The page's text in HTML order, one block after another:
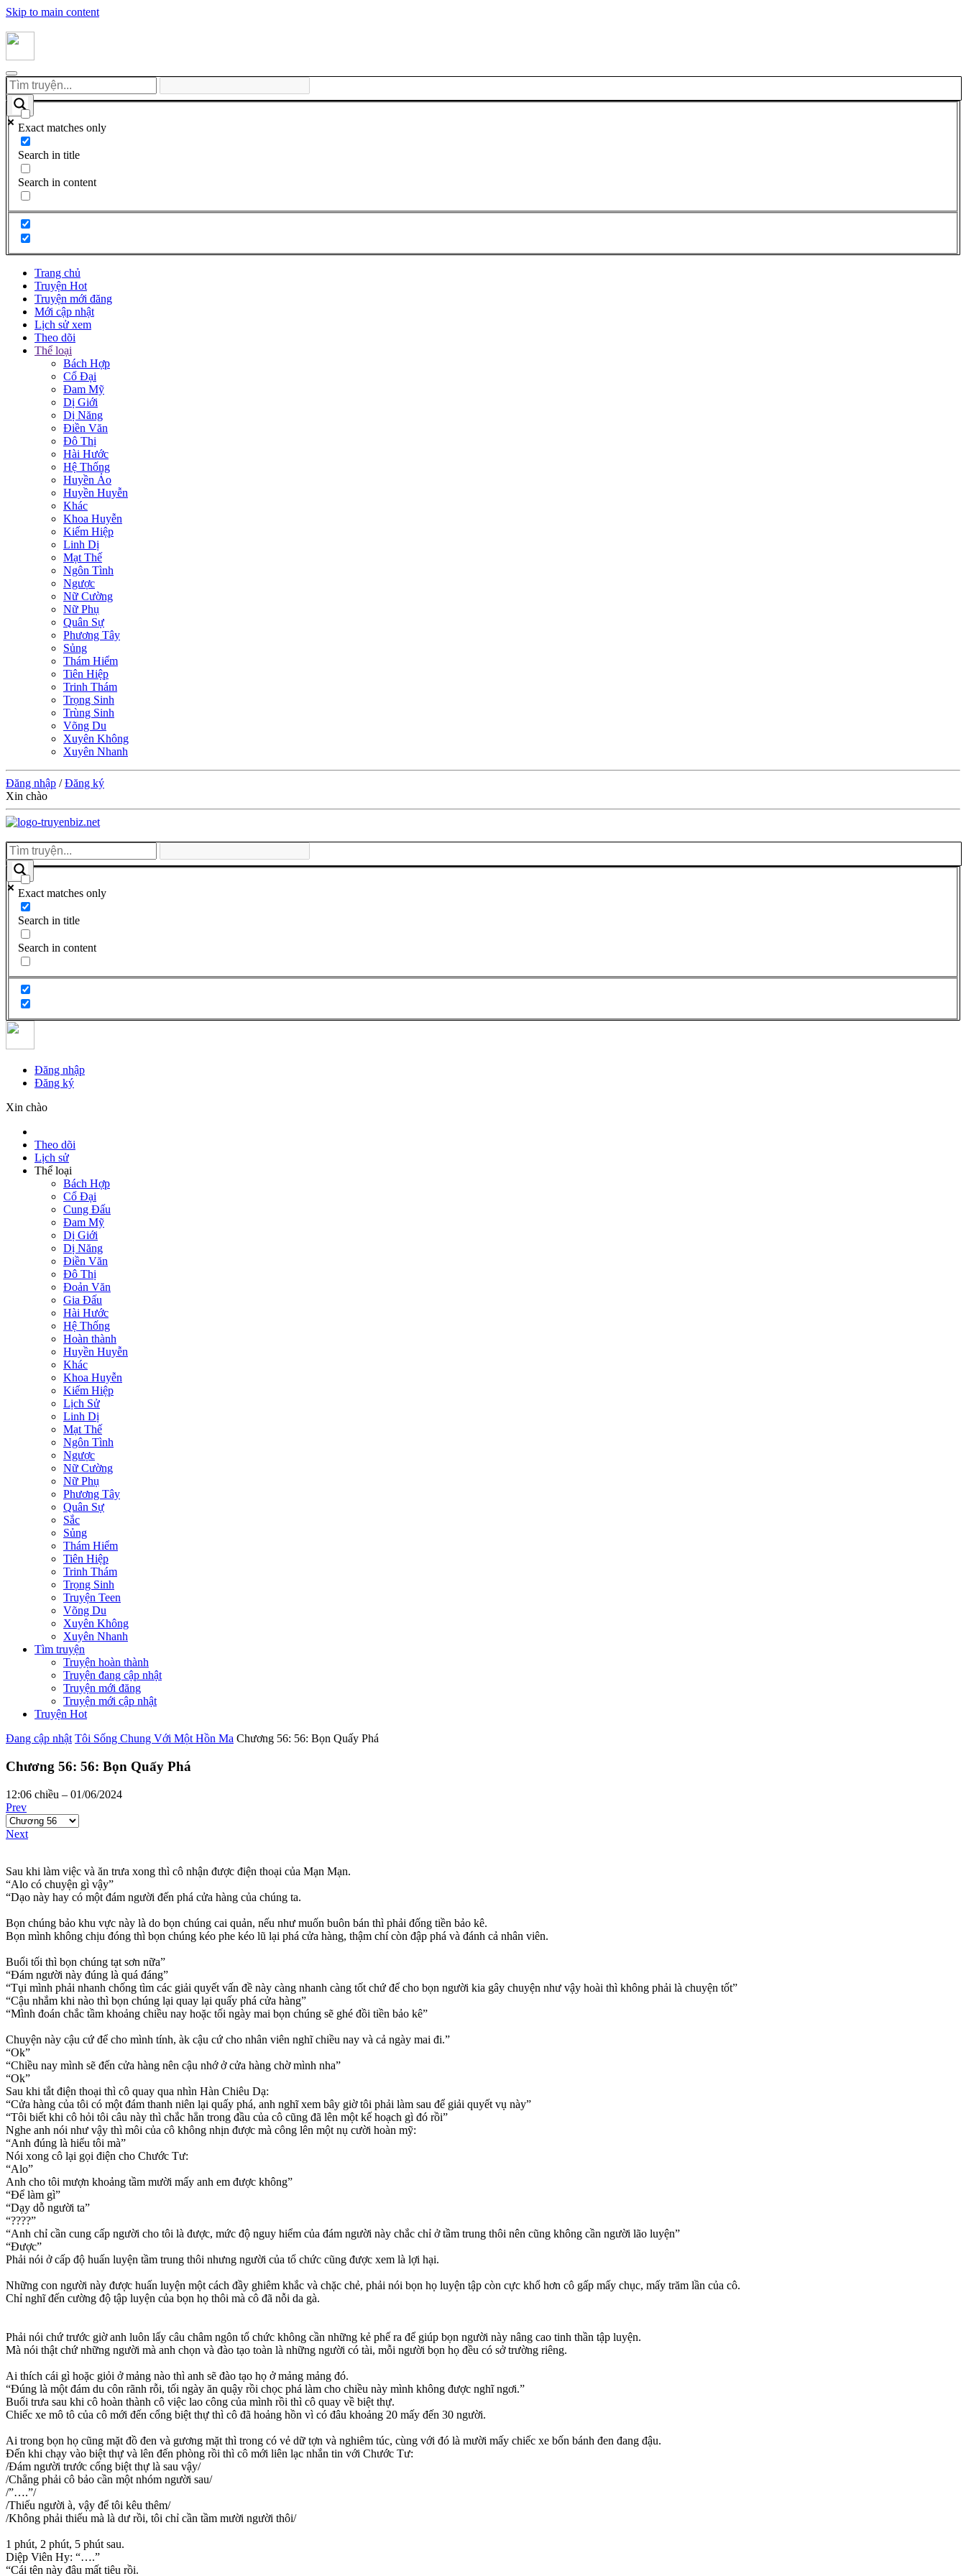
Skip to main content
Exact matches only
Search in title
Search in content
Trang chủ
Truyện Hot
Truyện mới đăng
Mới cập nhật
Lịch sử xem
Theo dõi
Thể loại
Bách Hợp
Cổ Đại
Đam Mỹ
Dị Giới
Dị Năng
Điền Văn
Đô Thị
Hài Hước
Hệ Thống
Huyền Ảo
Huyền Huyễn
Khác
Khoa Huyễn
Kiếm Hiệp
Linh Dị
Mạt Thế
Ngôn Tình
Ngược
Nữ Cường
Nữ Phụ
Quân Sự
Phương Tây
Sủng
Thám Hiểm
Tiên Hiệp
Trinh Thám
Trọng Sinh
Trùng Sinh
Võng Du
Xuyên Không
Xuyên Nhanh
Đăng nhập /Đăng ký
Xin chào
Exact matches only
Search in title
Search in content
Đăng nhập
Đăng ký
Xin chào
Theo dõi
Lịch sử
Thể loại
Bách Hợp
Cổ Đại
Cung Đấu
Đam Mỹ
Dị Giới
Dị Năng
Điền Văn
Đô Thị
Đoản Văn
Gia Đấu
Hài Hước
Hệ Thống
Hoàn thành
Huyền Huyễn
Khác
Khoa Huyễn
Kiếm Hiệp
Lịch Sử
Linh Dị
Mạt Thế
Ngôn Tình
Ngược
Nữ Cường
Nữ Phụ
Phương Tây
Quân Sự
Sắc
Sủng
Thám Hiểm
Tiên Hiệp
Trinh Thám
Trọng Sinh
Truyện Teen
Võng Du
Xuyên Không
Xuyên Nhanh
Tìm truyện
Truyện hoàn thành
Truyện đang cập nhật
Truyện mới đăng
Truyện mới cập nhật
Truyện Hot
Đang cập nhật Tôi Sống Chung Với Một Hồn Ma Chương 56: 56: Bọn Quấy Phá
Chương 56: 56: Bọn Quấy Phá
12:06 chiều – 01/06/2024
Prev
Next
Sau khi làm việc và ăn trưa xong thì cô nhận được điện thoại của Mạn Mạn.
“Alo có chuyện gì vậy”
“Dạo này hay có một đám người đến phá cửa hàng của chúng ta.
Bọn chúng bảo khu vực này là do bọn chúng cai quản, nếu như muốn buôn bán thì phải đống tiền bảo kê.
Bọn mình không chịu đóng thì bọn chúng kéo phe kéo lũ lại phá cửa hàng, thậm chí còn đập phá và đánh cả nhân viên.
Buổi tối thì bọn chúng tạt sơn nữa”
“Đám người này đúng là quá đáng”
“Tụi mình phải nhanh chống tìm các giải quyết vấn đề này càng nhanh càng tốt chứ để cho bọn người kia gây chuyện như vậy hoài thì không phải là chuyện tốt”
“Cậu nhắm khi nào thì bọn chúng lại quay lại quấy phá cửa hàng”
“Mình đoán chắc tầm khoảng chiều nay hoặc tối ngày mai bọn chúng sẽ ghé đồi tiền bảo kê”
Chuyện này cậu cứ để cho mình tính, àk cậu cứ cho nhân viên nghĩ chiều nay và cả ngày mai đi.”
“Ok”
“Chiều nay mình sẽ đến cửa hàng nên cậu nhớ ở cửa hàng chờ mình nha”
“Ok”
Sau khi tắt điện thoại thì cô quay qua nhìn Hàn Chiêu Dạ:
“Cửa hàng của tôi có một đám thanh niên lại quấy phá, anh nghĩ xem bây giờ tôi phải làm sau để giải quyết vụ này”
“Tôi biết khi cô hỏi tôi câu này thì chắc hẳn trong đầu của cô cũng đã lên một kế hoạch gì đó rồi”
Nghe anh nói như vậy thì môi của cô không nhịn được mà công lên một nụ cười hoàn mỹ:
“Anh đúng là hiểu tôi mà”
Nói xong cô lại gọi điện cho Chước Tư:
“Alo”
Anh cho tôi mượn khoảng tầm mười mấy anh em được không”
“Để làm gì”
“Dạy dỗ người ta”
“????”
“Anh chỉ cần cung cấp người cho tôi là được, mức độ nguy hiểm của đám người này chắc chỉ ở tầm trung thôi nên cũng không cần người lão luyện”
“Được”
Phải nói ở cấp độ huấn luyện tầm trung thôi nhưng người của tổ chức cũng được xem là lợi hại.
Những con người này được huấn luyện một cách đầy ghiêm khắc và chặc chẻ, phải nói bọn họ luyện tập còn cực khổ hơn cô gấp mấy chục, mấy trăm lần của cô.
Chỉ nghĩ đến cường độ tập luyện của bọn họ thôi mà cô đã nỗi da gà.
Phải nói chứ trước giờ anh luôn lấy câu châm ngôn tổ chức không cần những kẻ phế ra để giúp bọn người này nâng cao tinh thần tập luyện.
Mà nói thật chứ những người mà anh chọn và đào tạo toàn là những người có tài, mỗi người bọn họ đều có sở trường riêng.
Ai thích cái gì hoặc giỏi ở mảng nào thì anh sẽ đào tạo họ ở mảng mảng đó.
“Đúng là một đám du côn rãnh rỗi, tối ngày ăn quậy rồi chọc phá làm cho chiều này mình không được nghĩ ngơi.”
Buổi trưa sau khi cô hoàn thành cô việc lao công của mình rồi thì cô quay về biệt thự.
Chiếc xe mô tô của cô mới đến cổng biệt thự thì cô đã hoảng hồn vì có đâu khoảng 20 mấy đến 30 người.
Ai trong bọn họ cũng mặt đồ đen và gương mặt thì trong có vẻ dữ tợn và nghiêm túc, cùng với đó là mười mấy chiếc xe bốn bánh đen đang đậu.
Đến khi chạy vào biệt thự và lên đến phòng rồi thì cô mới liên lạc nhắn tin với Chước Tư:
/Đám người trước cổng biệt thự là sau vậy/
/Chẳng phải cô bảo cần một nhóm người sau/
/”….”/
/Thiếu người à, vậy để tôi kêu thêm/
/Không phải thiếu mà là dư rồi, tôi chỉ cần tầm mười người thôi/
1 phút, 2 phút, 5 phút sau.
Diệp Viên Hy: “….”
“Cái tên này đâu mất tiêu rồi.